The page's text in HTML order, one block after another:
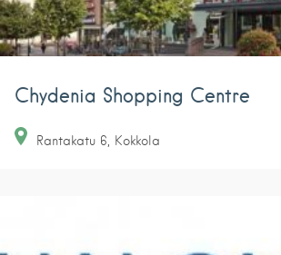
Chydenia Shopping Centre
Rantakatu 6 Kokkola